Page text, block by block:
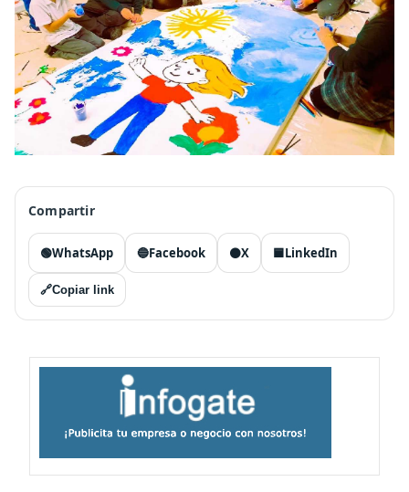
Compartir
🟢WhatsApp 🔵Facebook ⚫X 🟦LinkedIn
🔗Copiar link